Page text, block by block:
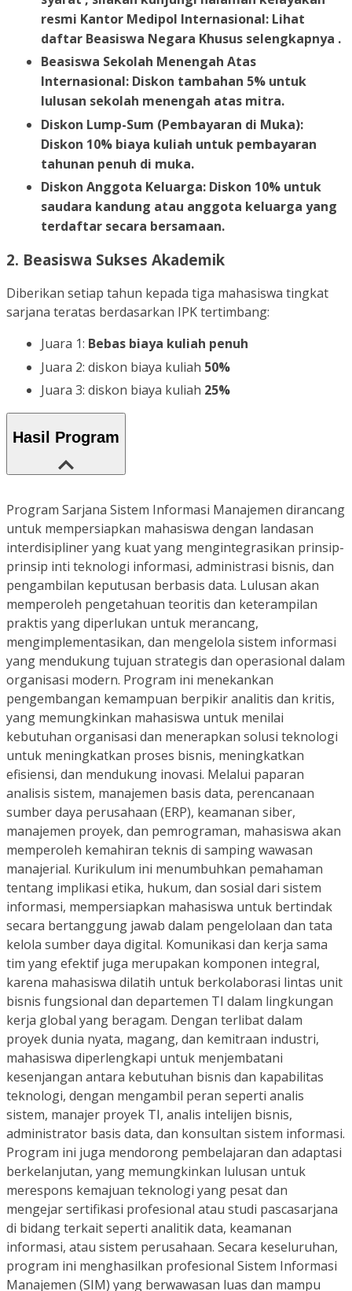
resmi Kantor Medipol Internasional: Lihat
daftar Beasiswa Negara Khusus selengkapnya .
Beasiswa Sekolah Menengah Atas
Internasional: Diskon tambahan 5% untuk
lulusan sekolah menengah atas mitra.
Diskon Lump-Sum (Pembayaran di Muka):
Diskon 10% biaya kuliah untuk pembayaran
tahunan penuh di muka.
Diskon Anggota Keluarga: Diskon 10% untuk
saudara kandung atau anggota keluarga yang
terdaftar secara bersamaan.
2. Beasiswa Sukses Akademik
Diberikan setiap tahun kepada tiga mahasiswa tingkat
sarjana teratas berdasarkan IPK tertimbang:
Juara 1: Bebas biaya kuliah penuh
Juara 2: diskon biaya kuliah 50%
Juara 3: diskon biaya kuliah 25%
Hasil Program
Program Sarjana Sistem Informasi Manajemen dirancang
untuk mempersiapkan mahasiswa dengan landasan
interdisipliner yang kuat yang mengintegrasikan prinsip-
prinsip inti teknologi informasi, administrasi bisnis, dan
pengambilan keputusan berbasis data. Lulusan akan
memperoleh pengetahuan teoritis dan keterampilan
praktis yang diperlukan untuk merancang,
mengimplementasikan, dan mengelola sistem informasi
yang mendukung tujuan strategis dan operasional dalam
organisasi modern. Program ini menekankan
pengembangan kemampuan berpikir analitis dan kritis,
yang memungkinkan mahasiswa untuk menilai
kebutuhan organisasi dan menerapkan solusi teknologi
untuk meningkatkan proses bisnis, meningkatkan
efisiensi, dan mendukung inovasi. Melalui paparan
analisis sistem, manajemen basis data, perencanaan
sumber daya perusahaan (ERP), keamanan siber,
manajemen proyek, dan pemrograman, mahasiswa akan
memperoleh kemahiran teknis di samping wawasan
manajerial. Kurikulum ini menumbuhkan pemahaman
tentang implikasi etika, hukum, dan sosial dari sistem
informasi, mempersiapkan mahasiswa untuk bertindak
secara bertanggung jawab dalam pengelolaan dan tata
kelola sumber daya digital. Komunikasi dan kerja sama
tim yang efektif juga merupakan komponen integral,
karena mahasiswa dilatih untuk berkolaborasi lintas unit
bisnis fungsional dan departemen TI dalam lingkungan
kerja global yang beragam. Dengan terlibat dalam
proyek dunia nyata, magang, dan kemitraan industri,
mahasiswa diperlengkapi untuk menjembatani
kesenjangan antara kebutuhan bisnis dan kapabilitas
teknologi, dengan mengambil peran seperti analis
sistem, manajer proyek TI, analis intelijen bisnis,
administrator basis data, dan konsultan sistem informasi.
Program ini juga mendorong pembelajaran dan adaptasi
berkelanjutan, yang memungkinkan lulusan untuk
merespons kemajuan teknologi yang pesat dan
mengejar sertifikasi profesional atau studi pascasarjana
di bidang terkait seperti analitik data, keamanan
informasi, atau sistem perusahaan. Secara keseluruhan,
program ini menghasilkan profesional Sistem Informasi
Manajemen (SIM) yang berwawasan luas dan mampu